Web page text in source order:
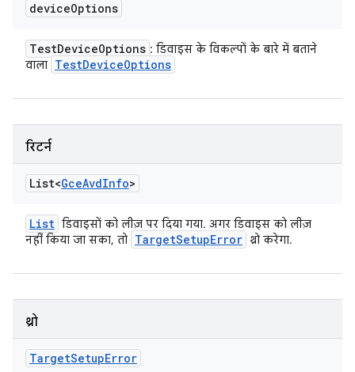
deviceOptions
TestDeviceOptions : डिवाइस के विकल्पों के बारे में बताने
वाला TestDeviceOptions
रिटर्न
List<GceAvdInfo>
List डिवाइसों को लीज़ पर दिया गया. अगर डिवाइस को लीज़
नहीं किया जा सका, तो TargetSetupError थ्रो करेगा.
थ्रो
TargetSetupError